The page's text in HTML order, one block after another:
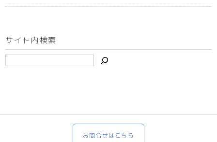
サイト内検索
お問合せはこちら